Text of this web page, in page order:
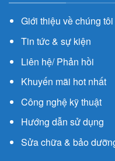
Giới thiệu về chúng tôi
Tin tức & sự kiện
Liên hệ/ Phản hồi
Khuyến mãi hot nhất
Công nghệ kỹ thuật
Hướng dẫn sử dụng
Sửa chữa & bảo